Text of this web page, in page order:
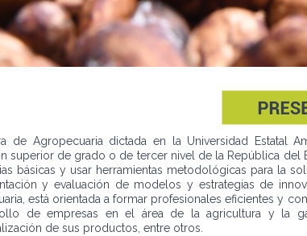
de Agropecuaria dictada en la Universidad Estatal
superior de grado o de tercer nivel de la República
básicas y usar herramientas metodológicas para la
y evaluación de modelos y estrategias de
está orientada a formar profesionales eficientes y
de empresas en el área de la agricultura y la
de sus productos, entre otros.